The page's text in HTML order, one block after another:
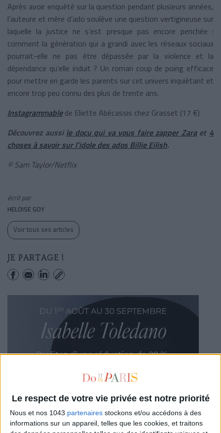
Le respect de votre vie privée est notre priorité
Nous et nos 1043 partenaires stockons et/ou accédons à des
informations sur un appareil, telles que les cookies, et traitons
Après avoir enquêté sur la question pendant plusieurs années,
l’auteure et mère d’ado soulève une question vertigineuse sur
laquelle la justice ne s’est presque pas encore penchée :
comment la génération qui a grandi avec les réseaux sociaux
pourrait-elle ne pas être dépassée par la violence et la
dépendance qu’elle induit ? Un roman coup de poing efficace
pour mettre en garde les parents sur cet univers inquiétant et
encore trop peu connu des plus de trente ans.
Instagrammablede Eliette Abécassis chez Grasset (17 €)
Découvrez aussi le docu qui va vous faire zapper Zaraet 4
choses à savoir sur l’idole des ados Billie Eilish.
©Sam Taylor/Netflix
écrit par
HELOISE GOY
Voir tous ses articles
JE PARTAGE !